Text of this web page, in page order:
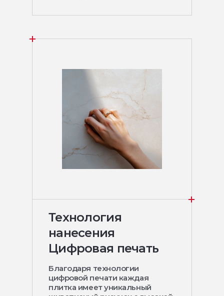
Технология
нанесения
Цифровая печать
Благодаря технологии
цифровой печати каждая
плитка имеет уникальный